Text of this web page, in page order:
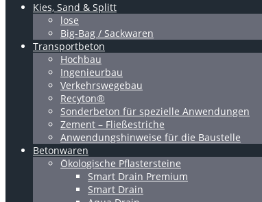
Kies, Sand & Splitt
lose
Big-Bag / Sackwaren
Transportbeton
Hochbau
Ingenieurbau
Verkehrswegebau
Recyton®
Sonderbeton für spezielle Anwendungen
Zement – Fließestriche
Anwendungshinweise für die Baustelle
Betonwaren
Ökologische Pflastersteine
Smart Drain Premium
Smart Drain